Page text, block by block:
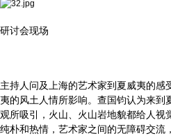
研讨会现场
主持人问及上海的艺术家到夏威夷的感
夷的风土人情所影响。查国钧认为来到
观所吸引，火山、火山岩地貌都给人视
纯朴和热情，艺术家之间的无障碍交流